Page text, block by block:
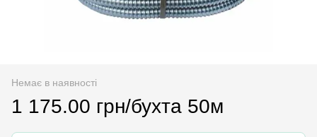
Немає в наявності
1 175.00 грн/бухта 50м